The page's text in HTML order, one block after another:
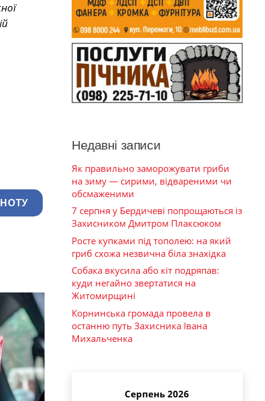
Недавні записи
Як правильно заморожувати гриби
на зиму — сирими, відвареними чи
обсмаженими
7 серпня у Бердичеві попрощаються із
Захисником Дмитром Плаксюком
Росте купками під тополею: на який
гриб схожа незвична біла знахідка
Собака вкусила або кіт подряпав:
куди негайно звертатися на
Житомирщині
Корнинська громада провела в
останню путь Захисника Івана
Михальченка
Серпень 2026